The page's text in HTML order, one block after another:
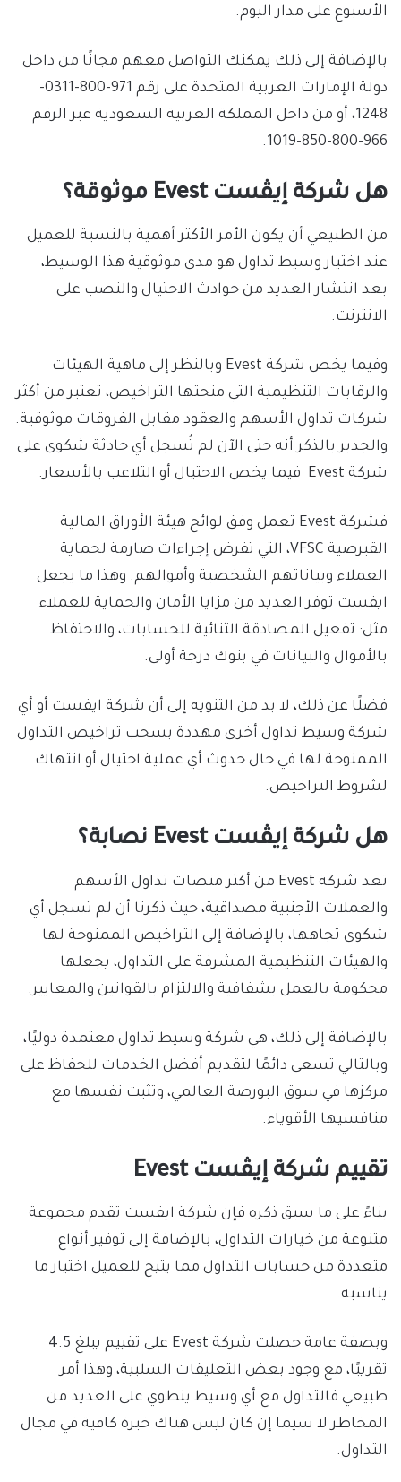
الأسبوع على مدار اليوم.
بالإضافة إلى ذلك يمكنك التواصل معهم مجانًا من داخل
دولة الإمارات العربية المتحدة على رقم 971-800-0311-
1248، أو من داخل المملكة العربية السعودية عبر الرقم
966-800-850-1019.
هل شركة إيڤست Evest موثوقة؟
من الطبيعي أن يكون الأمر الأكثر أهمية بالنسبة للعميل
عند اختيار وسيط تداول هو مدى موثوقية هذا الوسيط،
بعد انتشار العديد من حوادث الاحتيال والنصب على
الانترنت.
وفيما يخص شركة Evest وبالنظر إلى ماهية الهيئات
والرقابات التنظيمية التي منحتها التراخيص، تعتبر من أكثر
شركات تداول الأسهم والعقود مقابل الفروقات موثوقية.
والجدير بالذكر أنه حتى الآن لم تُسجل أي حادثة شكوى على
شركة Evest فيما يخص الاحتيال أو التلاعب بالأسعار.
فشركة Evest تعمل وفق لوائح هيئة الأوراق المالية
القبرصية VFSC، التي تفرض إجراءات صارمة لحماية
العملاء وبياناتهم الشخصية وأموالهم. وهذا ما يجعل
ايفست توفر العديد من مزايا الأمان والحماية للعملاء
مثل: تفعيل المصادقة الثنائية للحسابات، والاحتفاظ
بالأموال والبيانات في بنوك درجة أولى.
فضلًا عن ذلك، لا بد من التنويه إلى أن شركة ايفست أو أي
شركة وسيط تداول أخرى مهددة بسحب تراخيص التداول
الممنوحة لها في حال حدوث أي عملية احتيال أو انتهاك
لشروط التراخيص.
هل شركة إيڤست Evest نصابة؟
تعد شركة Evest من أكثر منصات تداول الأسهم
والعملات الأجنبية مصداقية، حيث ذكرنا أن لم تسجل أي
شكوى تجاهها، بالإضافة إلى التراخيص الممنوحة لها
والهيئات التنظيمية المشرفة على التداول، يجعلها
محكومة بالعمل بشفافية والالتزام بالقوانين والمعايير.
بالإضافة إلى ذلك، هي شركة وسيط تداول معتمدة دوليًا،
وبالتالي تسعى دائمًا لتقديم أفضل الخدمات للحفاظ على
مركزها في سوق البورصة العالمي، وتثبت نفسها مع
منافسيها الأقوياء.
تقييم شركة إيڤست Evest
بناءً على ما سبق ذكره فإن شركة ايفست تقدم مجموعة
متنوعة من خيارات التداول، بالإضافة إلى توفير أنواع
متعددة من حسابات التداول مما يتيح للعميل اختيار ما
يناسبه.
وبصفة عامة حصلت شركة Evest على تقييم يبلغ 4.5
تقريبًا، مع وجود بعض التعليقات السلبية، وهذا أمر
طبيعي فالتداول مع أي وسيط ينطوي على العديد من
المخاطر لا سيما إن كان ليس هناك خبرة كافية في مجال
التداول.